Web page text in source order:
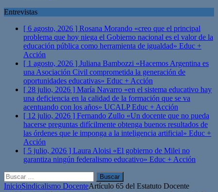
Entrevistas
[ 6 agosto, 2026 ] Rosana Morando «creo que el principal
problema que hoy niega el Gobierno nacional es el valor de la
educación pública como herramienta de igualdad» Educ +
Acción
[ 1 agosto, 2026 ] Juliana Bambozzi «Hacemos Argentina es
una Asociación Civil comprometida la generación de
oportunidades educativas» Educ + Acción
[ 28 julio, 2026 ] María Navarro «en el sistema educativo hay
una deficiencia en la calidad de la formación que se va
acentuando con los años» UCALPEduc + Acción
[ 12 julio, 2026 ] Fernando Zullo «Un docente que no pueda
hacerse preguntas difícilmente obtenga buenos resultados de
las órdenes que le imponga a la inteligencia artificial» Educ +
Acción
[ 5 julio, 2026 ] Laura Aloisi «El gobierno de Milei no
garantiza ningún federalismo educativo» Educ + Acción
Buscar:
InicioSindicalismo DocenteArtículo 65 del Estatuto Docente